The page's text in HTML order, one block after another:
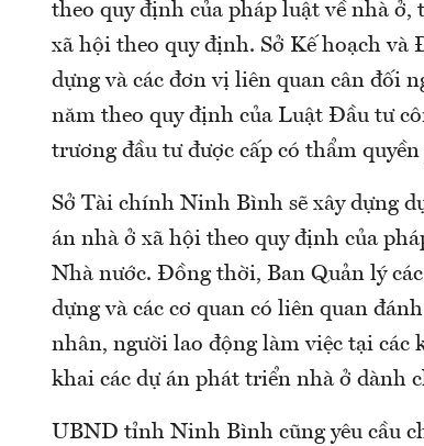
theo quy định của pháp luật về nhà
xã hội theo quy định. Sở Kế hoạch
dựng và các đơn vị liên quan cân đối
năm theo quy định của Luật Đầu tư
trương đầu tư được cấp có thẩm quyền
Sở Tài chính Ninh Bình sẽ xây dựng
án nhà ở xã hội theo quy định của
Nhà nước. Đồng thời, Ban Quản lý
dựng và các cơ quan có liên quan
nhân, người lao động làm việc tại các
khai các dự án phát triển nhà ở dành
UBND tỉnh Ninh Bình cũng yêu cầu